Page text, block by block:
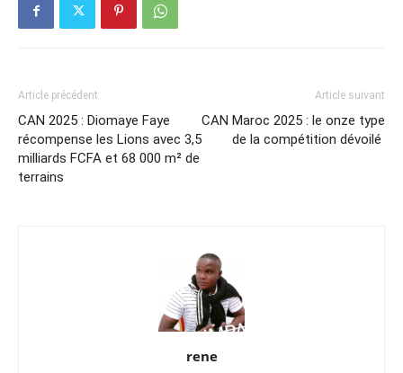
Article précédent
CAN 2025 : Diomaye Faye
récompense les Lions avec 3,5
milliards FCFA et 68 000 m² de
terrains
Article suivant
CAN Maroc 2025 : le onze type
de la compétition dévoilé
rene